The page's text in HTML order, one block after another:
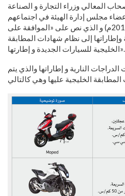
المعالي وزراء التجارة و الصناعة
مجلس إدارة الهيئة في اجتماعهم
م) و الذي نص على «الموافقة على
وإطاراتها إلى نظام شهادات المطابقة
الخليجية للسيارات الجديدة و إطارتها».
النارية و إطاراتها والذي يتم